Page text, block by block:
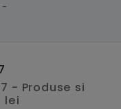
- Produse si
lei